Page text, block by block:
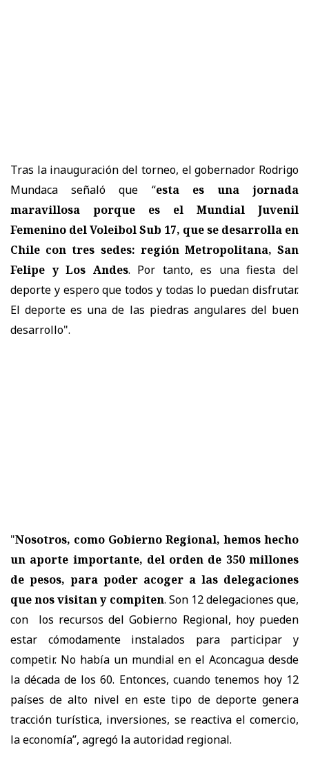
Tras la inauguración del torneo, el gobernador Rodrigo
Mundaca señaló que “esta es una jornada
maravillosa porque es el Mundial Juvenil
Femenino del Voleibol Sub 17, que se desarrolla en
Chile con tres sedes: región Metropolitana, San
Felipe y Los Andes. Por tanto, es una fiesta del
deporte y espero que todos y todas lo puedan disfrutar.
El deporte es una de las piedras angulares del buen
desarrollo".
"Nosotros, como Gobierno Regional, hemos hecho
un aporte importante, del orden de 350 millones
de pesos, para poder acoger a las delegaciones
que nos visitan y compiten. Son 12 delegaciones que,
con los recursos del Gobierno Regional, hoy pueden
estar cómodamente instalados para participar y
competir. No había un mundial en el Aconcagua desde
la década de los 60. Entonces, cuando tenemos hoy 12
países de alto nivel en este tipo de deporte genera
tracción turística, inversiones, se reactiva el comercio,
la economía”, agregó la autoridad regional.